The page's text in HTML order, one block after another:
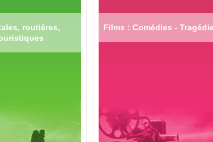
routières,
Films : Comédies -